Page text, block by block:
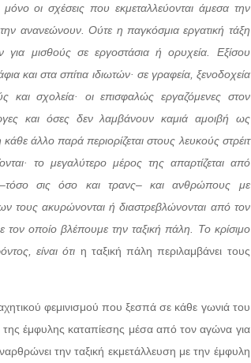
μόνο οι σχέσεις που εκμεταλλεύονται άμεσα την
ανανεώνουν. Ούτε η παγκόσμια εργατική τάξη
για μισθούς σε εργοστάσια ή ορυχεία. Εξίσου
και στα σπίτια ιδιωτών· σε γραφεία, ξενοδοχεία
και σχολεία· οι επισφαλώς εργαζόμενες στον
και όσες δεν λαμβάνουν καμιά αμοιβή ως
άλλο παρά περιορίζεται στους λευκούς στρέιτ
το μεγαλύτερο μέρος της απαρτίζεται από
–τόσο σις όσο και τρανς– και ανθρώπους με
τους ακυρώνονται ή διαστρεβλώνονται από τον
τον οποίο βλέπουμε την ταξική πάλη. Το κρίσιμο
είναι ότι η ταξική πάλη περιλαμβάνει τους
φεμινισμού που ξεσπά σε κάθε γωνιά του
έμφυλης καταπίεσης μέσα από τον αγώνα για
την ταξική εκμετάλλευση με την έμφυλη